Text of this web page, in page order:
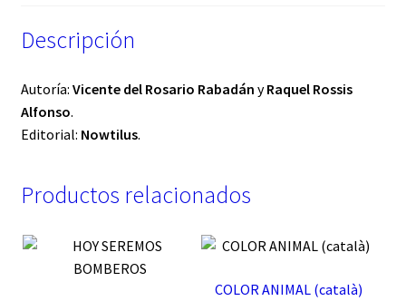
Descripción
Autoría: Vicente del Rosario Rabadán yRaquel Rossis
Alfonso.
Editorial: Nowtilus.
Productos relacionados
COLOR ANIMAL (català)